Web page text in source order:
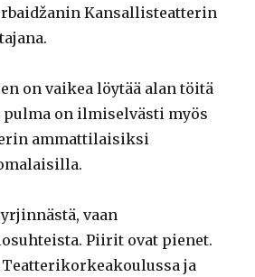
Kansallisteatterin
on vaikea löytää alan töitä
pulma on ilmiselvästi myös
ammattilaisiksi
vaan
Piirit ovat pienet.
ja